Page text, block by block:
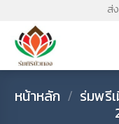
content
ส่
หน้าหลัก / ร่มพรี